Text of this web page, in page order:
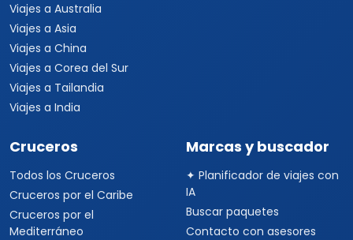
Viajes a Australia
Viajes a Asia
Viajes a China
Viajes a Corea del Sur
Viajes a Tailandia
Viajes a India
Cruceros
Todos los Cruceros
Cruceros por el Caribe
Cruceros por el
Mediterráneo
Marcas y buscador
✦ Planificador de viajes con
IA
Buscar paquetes
Contacto con asesores